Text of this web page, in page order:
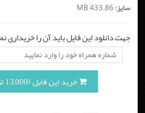
سایز:
جهت دانلود این فایل باید آن را خریداری
خرید این فایل (13,000 تومان)